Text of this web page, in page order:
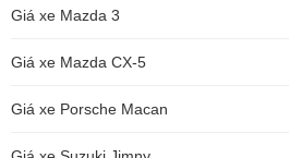
Giá xe Mazda 3
Giá xe Mazda CX-5
Giá xe Porsche Macan